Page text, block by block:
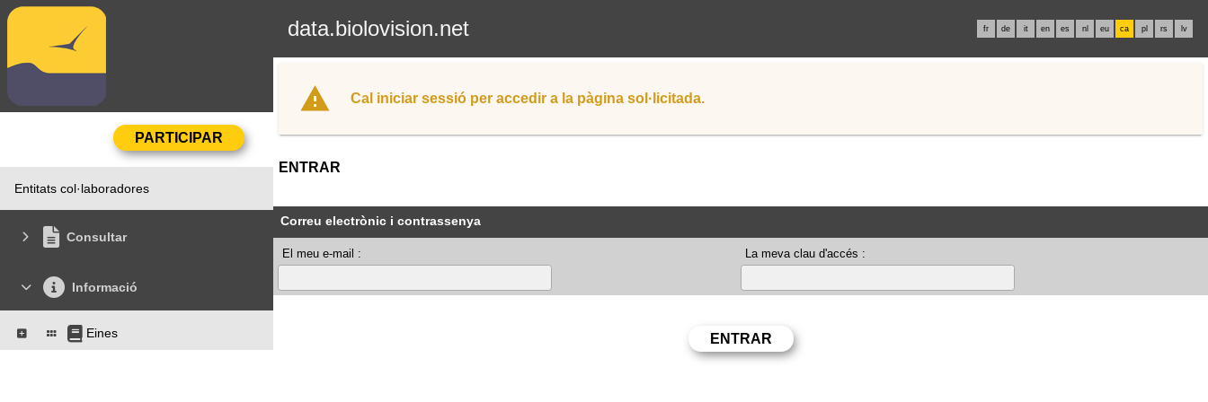
data.biolovision.net fr de it en es nl eu ca pl rs lv
Entitats col·laboradores
Consultar
Informació
Eines
Cal iniciar sessió per accedir a la pàgina sol·licitada.
ENTRAR
Correu electrònic i contrassenya
El meu e-mail : La meva clau d'accés :